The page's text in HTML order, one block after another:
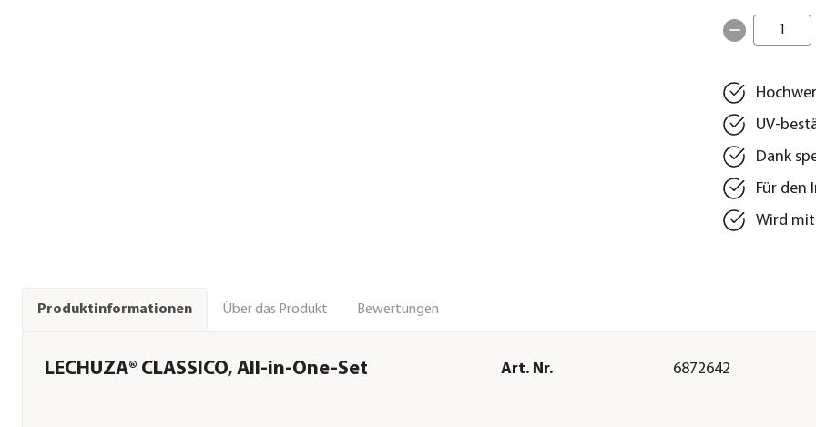
1
UV-
Dank
Für den
Wird
Produktinformationen Über das Produkt Bewertungen
LECHUZA® CLASSICO, All-in-One-Set Art. Nr. 6872642